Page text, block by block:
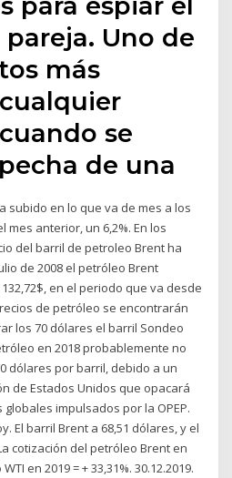
Uno de
más
se
de una
subido en lo que va de mes a los
mes anterior, un 6,2%. En los
del barril de petroleo Brent ha
de 2008 el petróleo Brent
en el periodo que va desde
de petróleo se encontrarán
los 70 dólares el barril Sondeo
en 2018 probablemente no
dólares por barril, debido a un
de Estados Unidos que opacará
impulsados por la OPEP.
El barril Brent a 68,51 dólares, y el
cotización del petróleo Brent en
en 2019 = + 33,31%. 30.12.2019.